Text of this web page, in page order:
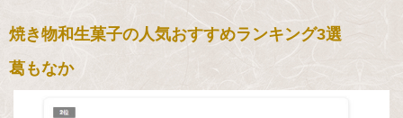
焼き物和生菓子の人気おすすめランキング3選
葛もなか